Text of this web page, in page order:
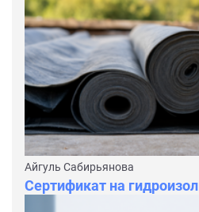
Айгуль Сабирьянова
Сертификат на гидроизол